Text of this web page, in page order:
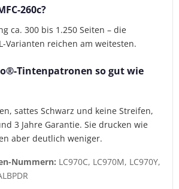
260c?
ca. 300 bis 1.250 Seiten – die
Varianten reichen am weitesten.
Tintenpatronen so gut wie
sattes Schwarz und keine Streifen,
3 Jahre Garantie. Sie drucken wie
aber deutlich weniger.
Nummern: LC970C, LC970M, LC970Y,